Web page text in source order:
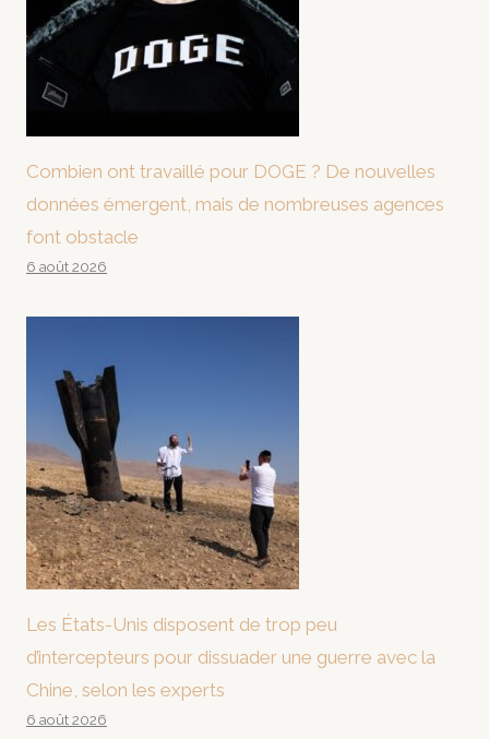
Combien ont travaillé pour DOGE ? De nouvelles
données émergent, mais de nombreuses agences
font obstacle
6 août 2026
Les États-Unis disposent de trop peu
d’intercepteurs pour dissuader une guerre avec la
Chine, selon les experts
6 août 2026